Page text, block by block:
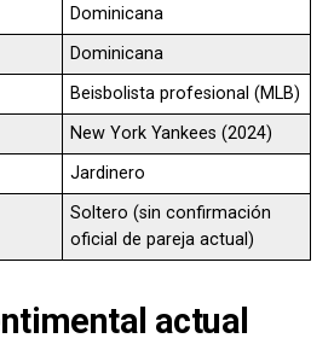
Dominicana
Dominicana
Beisbolista profesional (MLB)
New York Yankees (2024)
Jardinero
Soltero (sin confirmación
oficial de pareja actual)
actual